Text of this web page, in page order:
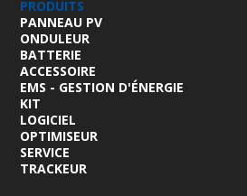
PRODUITS
PANNEAU PV
ONDULEUR
BATTERIE
ACCESSOIRE
EMS - GESTION D'ÉNERGIE
KIT
LOGICIEL
OPTIMISEUR
SERVICE
TRACKEUR